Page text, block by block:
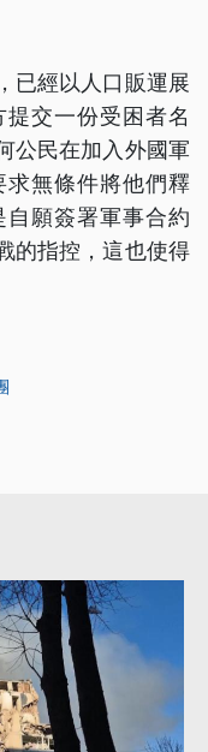
已經以人口販運展
交一份受困者名
公民在加入外國軍
無條件將他們釋
願簽署軍事合約
的指控，這也使得